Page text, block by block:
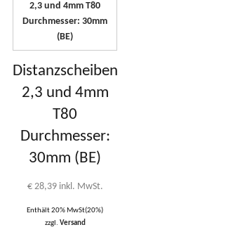
Distanzscheiben
2,3 und 4mm
T80
Durchmesser:
30mm (BE)
€28,39 inkl. MwSt.
Enthält 20% MwSt(20%)
zzgl. Versand